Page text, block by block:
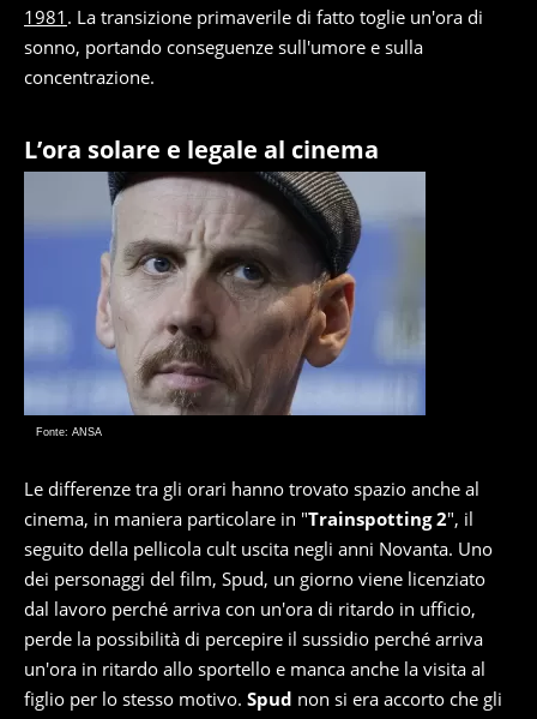
1981 . La transizione primaverile di fatto toglie un'ora di
sonno, portando conseguenze sull'umore e sulla
concentrazione.
L’ora solare e legale al cinema
Fonte: ANSA
Le differenze tra gli orari hanno trovato spazio anche al
cinema, in maniera particolare in "Trainspotting 2", il
seguito della pellicola cult uscita negli anni Novanta. Uno
dei personaggi del film, Spud, un giorno viene licenziato
dal lavoro perché arriva con un'ora di ritardo in ufficio,
perde la possibilità di percepire il sussidio perché arriva
un'ora in ritardo allo sportello e manca anche la visita al
figlio per lo stesso motivo. Spud non si era accorto che gli